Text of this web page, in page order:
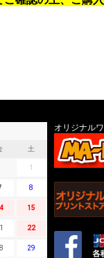
土
1
8
15
22
29
オリジナル